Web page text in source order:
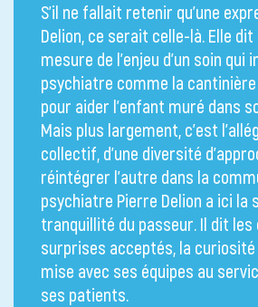
S’il ne fallait retenir qu’une
Delion, ce serait celle-là. Elle dit
mesure de l’enjeu d’un soin qui
psychiatre comme la
pour aider l’enfant muré dans
Mais plus largement, c’est
collectif, d’une diversité
réintégrer l’autre dans la
psychiatre Pierre Delion a ici la
tranquillité du passeur. Il dit
surprises acceptés, la curiosité
mise avec ses équipes au
ses patients.